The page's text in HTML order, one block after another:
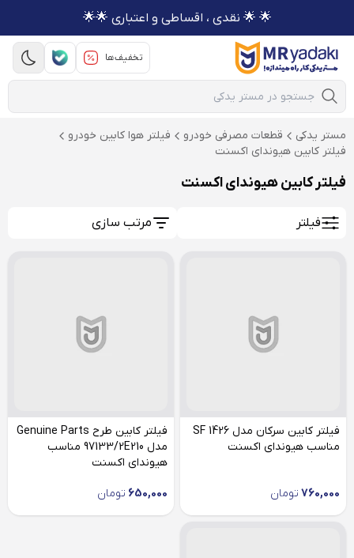
🌟 🌟 نقدی ، اقساطی و اعتباری 🌟🌟
تخفیف‌ها
Mobile Search
مستر یدکی قطعات مصرفی خودرو
فیلتر هوا کابین خودرو
فیلتر کابین هیوندای اکسنت
فیلتر کابین هیوندای اکسنت
فیلتر مرتب سازی
فیلتر کابین سرکان مدل SF 1426
مناسب هیوندای اکسنت
760,000 تومان
فیلتر کابین طرح Genuine Parts
مدل 97133/2E210 مناسب
هیوندای اکسنت
650,000 تومان